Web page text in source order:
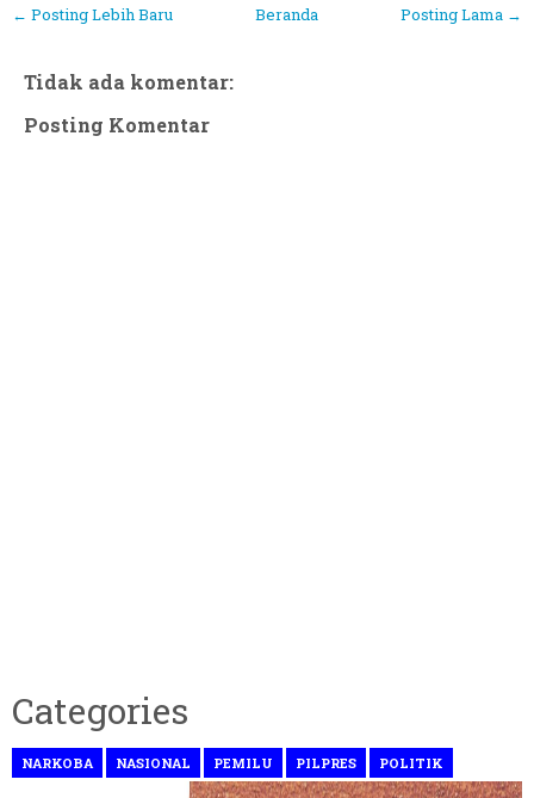
← Posting Lebih Baru Posting Lama →
Beranda
Tidak ada komentar:
Posting Komentar
Categories
NARKOBA NASIONAL PEMILU PILPRES POLITIK